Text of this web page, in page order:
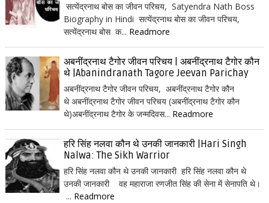
सत्येंद्रनाथ बोस का जीवन परिचय, Satyendra Nath Boss
Biography in Hindi सत्येंद्रनाथ बोस का जीवन परिचय,
सत्येंद्रनाथ बोस क... Readmore
अबनींद्रनाथ टैगोर जीवन परिचय | अबनींद्रनाथ टैगोर कौन
थे |Abanindranath Tagore Jeevan Parichay
अबनींद्रनाथ टैगोर जीवन परिचय, अबनींद्रनाथ टैगोर कौन
थे अबनींद्रनाथ टैगोर जीवन परिचय (अबनींद्रनाथ टैगोर कौन
थे)अबनींद्रनाथ टैगोर के जन्मदिवस... Readmore
हरि सिंह नलवा कौन थे उनकी जानकारी |Hari Singh
Nalwa: The Sikh Warrior
हरि सिंह नलवा कौन थे उनकी जानकारी हरि सिंह नलवा कौन थे
उनकी जानकारी वह महाराजा रणजीत सिंह की सेना में सेनापति थे।
... Readmore